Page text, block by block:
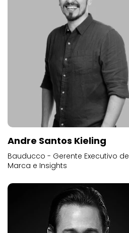
Andre Santos Kieling
Bauducco - Gerente Executivo de
Marca e Insights